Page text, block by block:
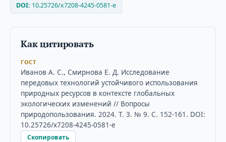
DOI: 10.25726/x7208-4245-0581-e
Как цитировать
ГОСТ
Иванов А. С., Смирнова Е. Д. Исследование
передовых технологий устойчивого использования
природных ресурсов в контексте глобальных
экологических изменений // Вопросы
природопользования. 2024. Т. 3. № 9. С. 152-161. DOI:
10.25726/x7208-4245-0581-e
Скопировать